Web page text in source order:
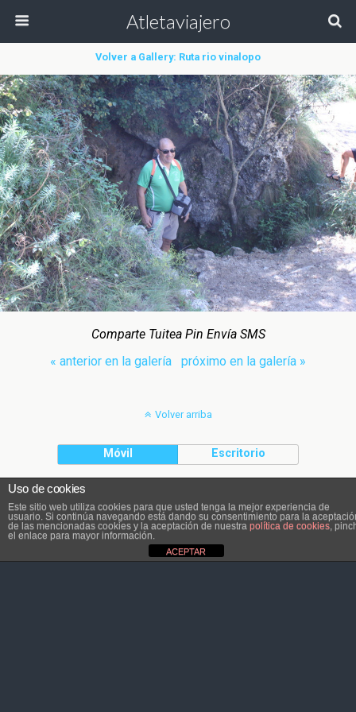
Atletaviajero
Volver a Gallery: Ruta rio vinalopo
Comparte Tuitea Pin Envía SMS
« anterior en la galería
próximo en la galería »
Volver arriba
Móvil Escritorio
El contenido pertenece a Atletaviajero.info
Uso de cookies
Este sitio web utiliza cookies para que usted tenga la mejor experiencia de
usuario. Si continúa navegando está dando su consentimiento para la
de las mencionadas cookies y la aceptación de nuestra política de cookies,
el enlace para mayor información.
ACEPTAR